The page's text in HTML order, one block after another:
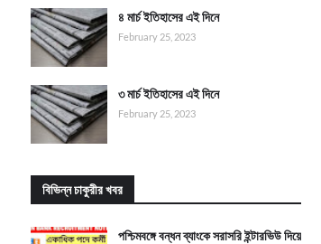
৪ মার্চ ইতিহাসের এই দিনে
February 25, 2023
৩ মার্চ ইতিহাসের এই দিনে
February 25, 2023
বিভিন্ন চাকুরীর খবর
পশ্চিমবঙ্গে বন্ধন ব্যাংকে সরাসরি ইন্টারভিউ দিয়ে